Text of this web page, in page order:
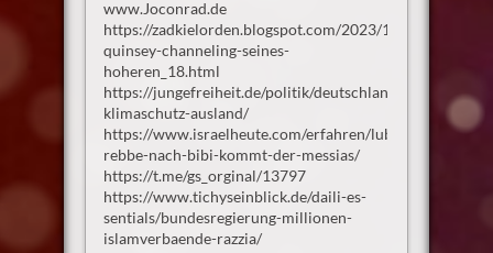
www.Joconrad.de
https://zadkielorden.blogspot.com/2023/11/mike-
quinsey-channeling-seines-
hoheren_18.html
https://jungefreiheit.de/politik/deutschland/2023/
klimaschutz-ausland/
https://www.israelheute.com/erfahren/lubawitscher-
rebbe-nach-bibi-kommt-der-messias/
https://t.me/gs_orginal/13797
https://www.tichyseinblick.de/daili-es-
sentials/bundesregierung-millionen-
islamverbaende-razzia/